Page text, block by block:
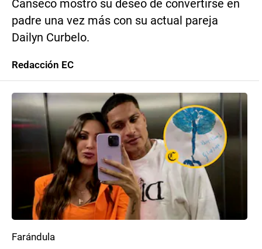
Canseco mostró su deseo de convertirse en
padre una vez más con su actual pareja
Dailyn Curbelo.
Redacción EC
Farándula